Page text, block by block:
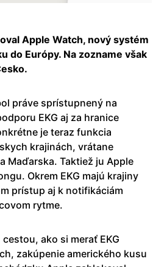
Apple Watch, nový systém
do Európy. Na zozname však
práve sprístupnený na
EKG aj za hranice
je teraz funkcia
krajinách, vrátane
Maďarska. Taktiež ju Apple
Okrem EKG majú krajiny
prístup aj k notifikáciám
rytme.
ako si merať EKG
zakúpenie amerického kusu